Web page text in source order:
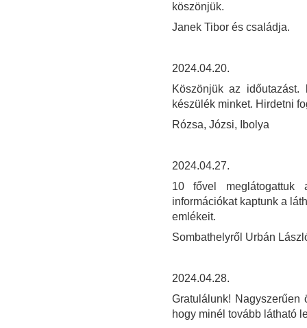
köszönjük.
Janek Tibor és családja.
2024.04.20.
Köszönjük az
készülék minket. Hirdetni
Rózsa, Józsi, Ibolya
2024.04.27.
10 fővel meglátogattuk
információkat kaptunk a
emlékeit.
Sombathelyről Urbán
2024.04.28.
Gratulálunk! Nagyszerűen
hogy minél tovább látható